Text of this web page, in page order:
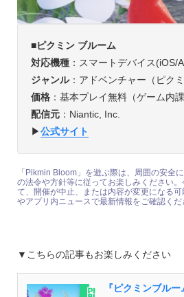
■ピクミン ブルーム
対応機種：スマートデバイス(iOS/
ジャンル：アドベンチャー（ピク
価格：基本プレイ無料（ゲーム内課
配信元：Niantic, Inc.
▶︎公式サイト
「Pikmin Bloom」を遊ぶ際は、周囲の安全
の法令や方針等に従ってお楽しみください
て、開催が中止、または内容が変更になる
やアプリ内ニュースで最新情報をご確認くだ
▼こちらの記事もお楽しみください
『ピクミンブル